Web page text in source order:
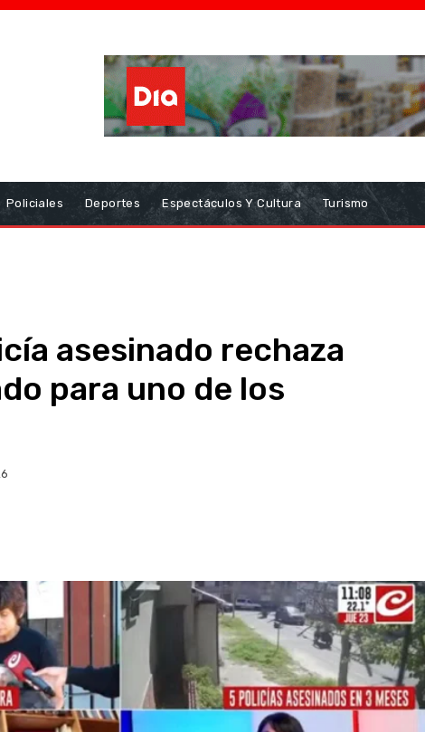
Policiales Deportes Espectáculos Y Cultura Turismo
asesinado rechaza
para uno de los